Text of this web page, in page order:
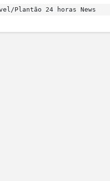
Plantão 24 horas News